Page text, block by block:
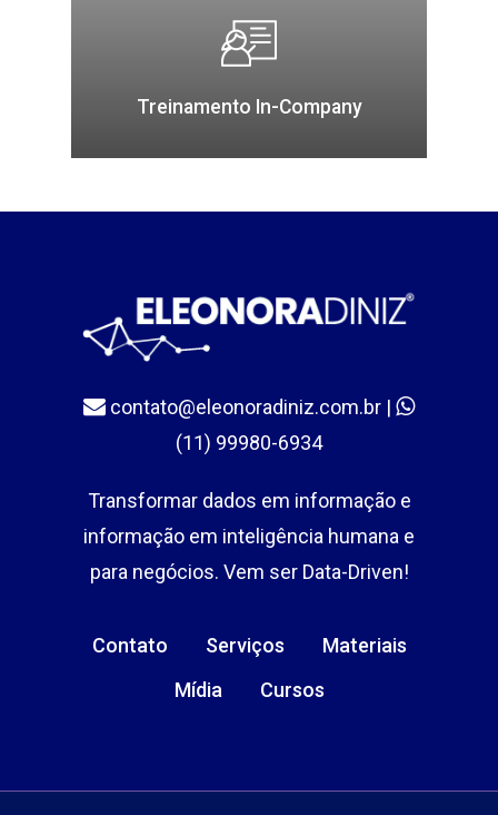
Treinamento In-Company
contato@eleonoradiniz.com.br |
(11) 99980-6934
Transformar dados em informação e
informação em inteligência humana e
para negócios. Vem ser Data-Driven!
Contato Serviços
Materiais
Mídia
Cursos